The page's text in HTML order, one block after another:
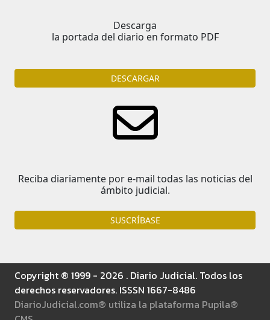
Descarga
la portada del diario en formato PDF
DESCARGAR
Reciba diariamente por e-mail todas las noticias del
ámbito judicial.
SUSCRÍBASE
Copyright ® 1999 - 2026 . Diario Judicial. Todos los
derechos reservadores. ISSSN 1667-8486
DiarioJudicial.com® utiliza la plataforma Pupila®